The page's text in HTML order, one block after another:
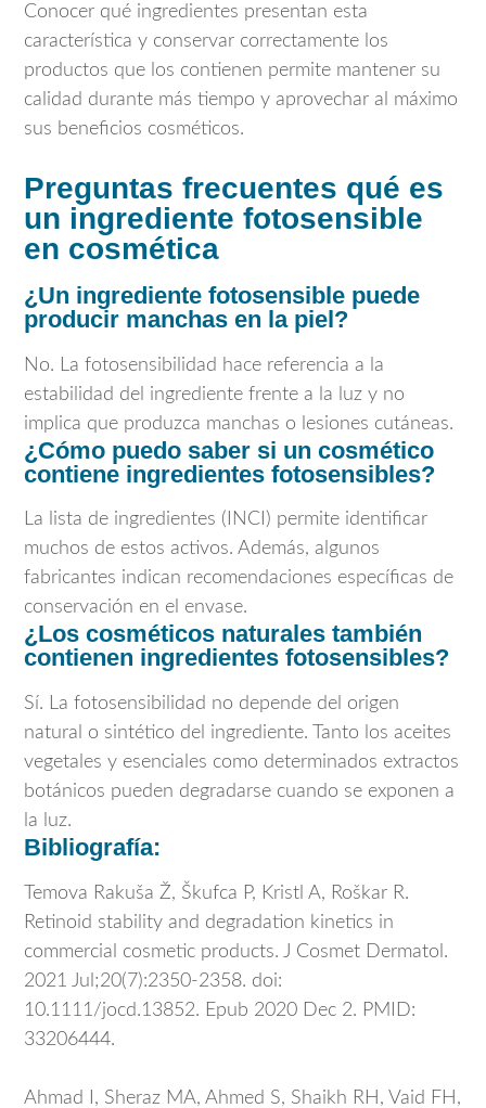
Conocer qué ingredientes presentan esta
característica y conservar correctamente los
productos que los contienen permite mantener su
calidad durante más tiempo y aprovechar al máximo
sus beneficios cosméticos.
Preguntas frecuentes qué es
un ingrediente fotosensible
en cosmética
¿Un ingrediente fotosensible puede
producir manchas en la piel?
No. La fotosensibilidad hace referencia a la
estabilidad del ingrediente frente a la luz y no
implica que produzca manchas o lesiones cutáneas.
¿Cómo puedo saber si un cosmético
contiene ingredientes fotosensibles?
La lista de ingredientes (INCI) permite identificar
muchos de estos activos. Además, algunos
fabricantes indican recomendaciones específicas de
conservación en el envase.
¿Los cosméticos naturales también
contienen ingredientes fotosensibles?
Sí. La fotosensibilidad no depende del origen
natural o sintético del ingrediente. Tanto los aceites
vegetales y esenciales como determinados extractos
botánicos pueden degradarse cuando se exponen a
la luz.
Bibliografía:
Temova Rakuša Ž, Škufca P, Kristl A, Roškar R.
Retinoid stability and degradation kinetics in
commercial cosmetic products. J Cosmet Dermatol.
2021 Jul;20(7):2350-2358. doi:
10.1111/jocd.13852. Epub 2020 Dec 2. PMID:
33206444.
Ahmad I, Sheraz MA, Ahmed S, Shaikh RH, Vaid FH,